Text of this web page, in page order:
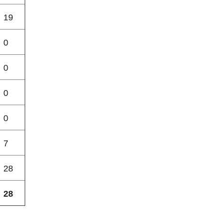
19
0
0
0
0
7
28
28